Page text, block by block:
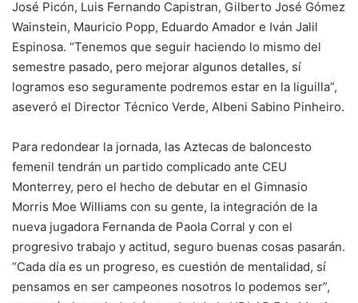
José Picón, Luis Fernando Capistran, Gilberto José Gómez
Wainstein, Mauricio Popp, Eduardo Amador e Iván Jalil
Espinosa. “Tenemos que seguir haciendo lo mismo del
semestre pasado, pero mejorar algunos detalles, sí
logramos eso seguramente podremos estar en la liguilla”,
aseveró el Director Técnico Verde, Albeni Sabino Pinheiro.
Para redondear la jornada, las Aztecas de baloncesto
femenil tendrán un partido complicado ante CEU
Monterrey, pero el hecho de debutar en el Gimnasio
Morris Moe Williams con su gente, la integración de la
nueva jugadora Fernanda de Paola Corral y con el
progresivo trabajo y actitud, seguro buenas cosas pasarán.
“Cada día es un progreso, es cuestión de mentalidad, sí
pensamos en ser campeones nosotros lo podemos ser”,